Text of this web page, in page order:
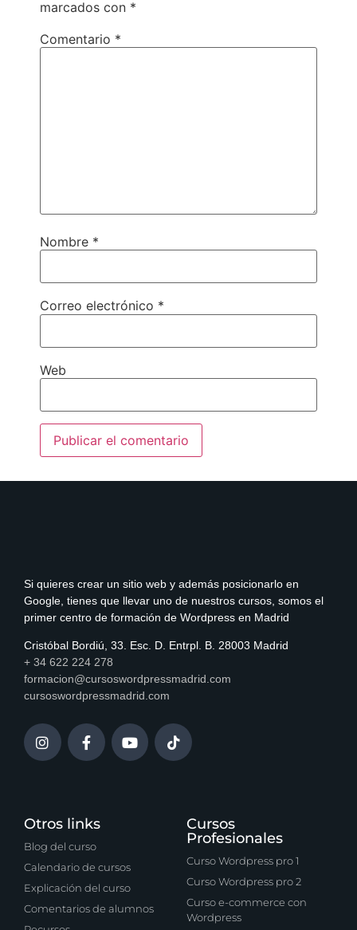
marcados con *
Comentario *
Nombre *
Correo electrónico *
Web
Si quieres crear un sitio web y además posicionarlo en
Google, tienes que llevar uno de nuestros cursos, somos el
primer centro de formación de Wordpress en Madrid
Cristóbal Bordiú, 33. Esc. D. Entrpl. B. 28003 Madrid
+ 34 622 224 278
formacion@cursoswordpressmadrid.com
cursoswordpressmadrid.com
Otros links
Blog del curso
Calendario de cursos
Explicación del curso
Comentarios de alumnos
Cursos
Profesionales
Curso Wordpress pro 1
Curso Wordpress pro 2
Curso e-commerce con
Wordpress